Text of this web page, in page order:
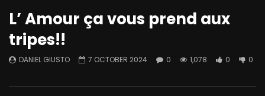
L’ Amour ça vous prend aux
tripes!!
DANIEL GIUSTO 7 OCTOBER 2024 0 1,078 0 0